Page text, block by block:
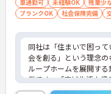
車通勤可 未経験OK 残業少
ブランクOK
社会保険完備
同社は「住まいで困っ
会を創る」という理念
ループホームを展開す
業です。「広域生活支
数施設を横断的に担当